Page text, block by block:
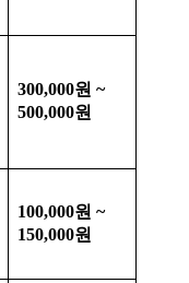
300,000원 ~
500,000원
100,000원 ~
150,000원